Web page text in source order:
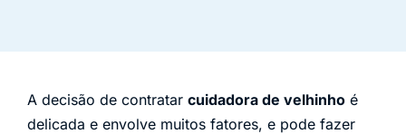
A decisão de contratar cuidadora de velhinho é
delicada e envolve muitos fatores, e pode fazer